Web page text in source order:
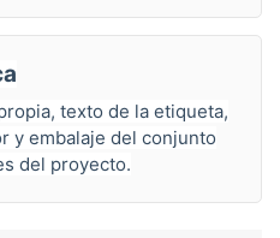
texto de la etiqueta,
y embalaje del conjunto
del proyecto.